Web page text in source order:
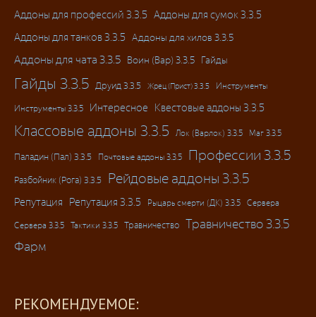
Аддоны для профессий 3.3.5 Аддоны для сумок 3.3.5
Аддоны для танков 3.3.5 Аддоны для хилов 3.3.5
Аддоны для чата 3.3.5 Воин (Вар) 3.3.5 Гайды
Гайды 3.3.5 Друид 3.3.5 Жрец (Прист) 3.3.5 Инструменты
Инструменты 3.3.5 Интересное Квестовые аддоны 3.3.5
Классовые аддоны 3.3.5 Лок (Варлок) 3.3.5 Маг 3.3.5
Паладин (Пал) 3.3.5 Почтовые аддоны 3.3.5 Профессии 3.3.5
Разбойник (Рога) 3.3.5 Рейдовые аддоны 3.3.5
Репутация Репутация 3.3.5 Рыцарь смерти (ДК) 3.3.5 Сервера
Сервера 3.3.5 Тактики 3.3.5 Травничество Травничество 3.3.5
Фарм
РЕКОМЕНДУЕМОЕ: